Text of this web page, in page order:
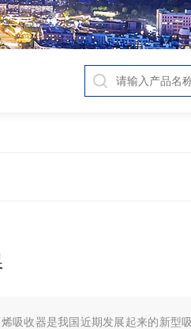
吸收器是我国近期发展起来的新型